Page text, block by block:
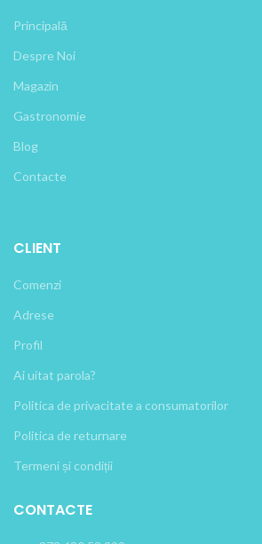
Principală
Despre Noi
Magazin
Gastronomie
Blog
Contacte
CLIENT
Comenzi
Adrese
Profil
Ai uitat parola?
Politica de privacitate a consumatorilor
Politica de returnare
Termeni și condiții
CONTACTE